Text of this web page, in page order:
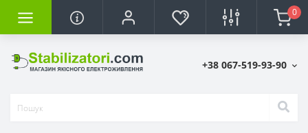
0
+38 067-519-93-90